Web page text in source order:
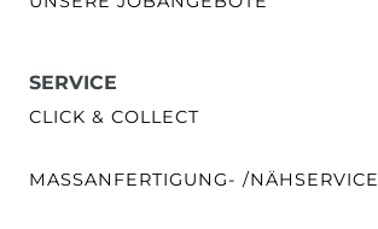
SERVICE
CLICK & COLLECT
MASSANFERTIGUNG- /NÄHSERVICE